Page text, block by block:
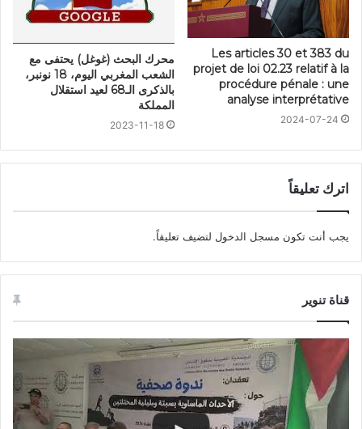
Les articles 30 et 383 du
projet de loi 02.23 relatif à la
procédure pénale : une
analyse interprétative
2024-07-24
محرك البحث (غوغل) يحتفى مع
الشعب المغربي اليوم، 18 نونبر،
بالذكرى الـ68 لعيد استقلال
المملكة
2023-11-18
اترك تعليقاً
يجب أنت تكون مسجل الدخول لتضيف تعليقاً.
قناة تنوير